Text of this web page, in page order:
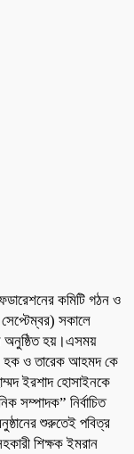
কমিটি গঠন ও
সকালে
অনুষ্ঠিত হয়।এসময়
হক ও তারেক আহমদ কে
ইরশাদ হোসাইনকে
সম্পাদক” নির্বাচিত
শুরুতেই পবিত্র
শিক্ষক ইমরান